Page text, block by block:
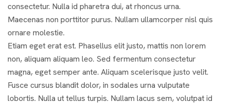
consectetur. Nulla id pharetra dui, at rhoncus urna.
Maecenas non porttitor purus. Nullam ullamcorper nisl quis
ornare molestie.
Etiam eget erat est. Phasellus elit justo, mattis non lorem
non, aliquam aliquam leo. Sed fermentum consectetur
magna, eget semper ante. Aliquam scelerisque justo velit.
Fusce cursus blandit dolor, in sodales urna vulputate
lobortis. Nulla ut tellus turpis. Nullam lacus sem, volutpat id